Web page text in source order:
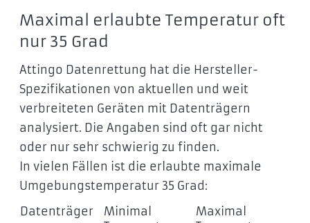
Maximal erlaubte Temperatur oft
nur 35 Grad
Attingo Datenrettung hat die Hersteller-
Spezifikationen von aktuellen und weit
verbreiteten Geräten mit Datenträgern
analysiert. Die Angaben sind oft gar nicht
oder nur sehr schwierig zu finden.
In vielen Fällen ist die erlaubte maximale
Umgebungstemperatur 35 Grad:
Datenträger
Minimal
Maximal